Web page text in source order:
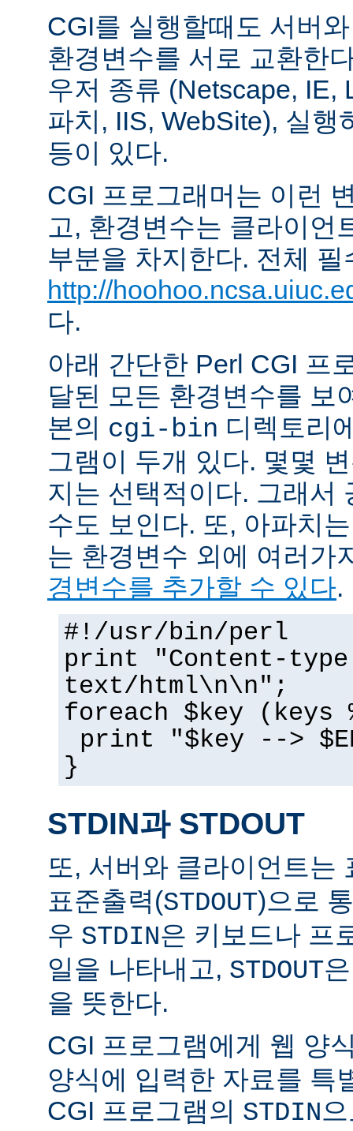
CGI를 실행할때도 서버
환경변수를 서로 교환한
우저 종류 (Netscape, IE,
파치, IIS, WebSite), 실행
등이 있다.
CGI 프로그래머는 이런
고, 환경변수는 클라이언
부분을 차지한다. 전체
http://
다.
아래 간단한 Perl CGI 프
달된 모든 환경변수를 보
본의 cgi-bin 디렉토리
그램이 두개 있다. 몇몇
지는 선택적이다. 그래서
수도 보인다. 또, 아파치
는 환경변수 외에 여러가
경변수를 추가할 수 있다.
#!/usr/bin/perl
print "Content-
text/html\n\n";
foreach $key (keys
print "$key -->
}
STDIN과 STDOUT
또, 서버와 클라이언트는
표준출력(STDOUT)으로
우 STDIN은 키보드나 프
일을 나타내고, STDOUT
을 뜻한다.
CGI 프로그램에게 웹 양
양식에 입력한 자료를 특
CGI 프로그램의 STDIN